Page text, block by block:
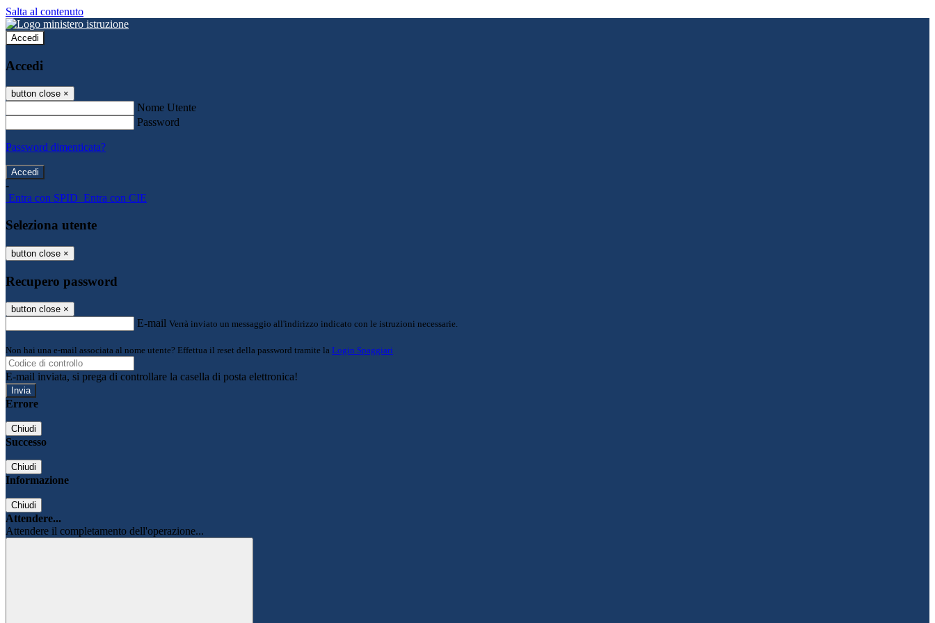
Salta al contenuto
Accedi
Accedi
button close ×
Nome Utente
Password
Password dimenticata?
-
Entra con SPID Entra con CIE
Seleziona utente
button close ×
Recupero password
button close ×
E-mail Verrà inviato un messaggio all'indirizzo indicato con le istruzioni necessarie.
Non hai una e-mail associata al nome utente? Effettua il reset della password tramite la Login Spaggiari
E-mail inviata, si prega di controllare la casella di posta elettronica!
Errore
Chiudi
Successo
Chiudi
Informazione
Chiudi
Attendere...
Attendere il completamento dell'operazione...